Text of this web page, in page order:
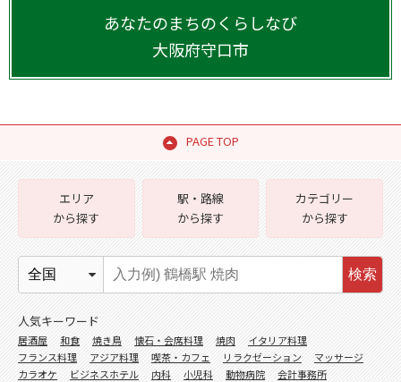
あなたのまちのくらしなび
大阪府守口市
PAGE TOP
エリア
から探す
駅・路線
から探す
カテゴリー
から探す
検索
人気キーワード
居酒屋 和食 焼き鳥 懐石・会席料理 焼肉
イタリア料理
フランス料理
アジア料理 喫茶・カフェ リラクゼーション
マッサージ
カラオケ
ビジネスホテル 内科 小児科 動物病院
会計事務所